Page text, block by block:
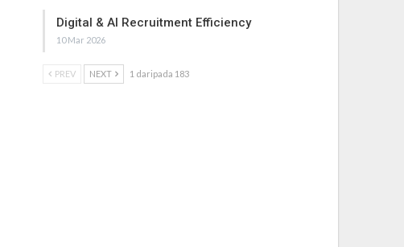
Digital & AI Recruitment Efficiency
10 Mar 2026
PREV NEXT 1 daripada 183